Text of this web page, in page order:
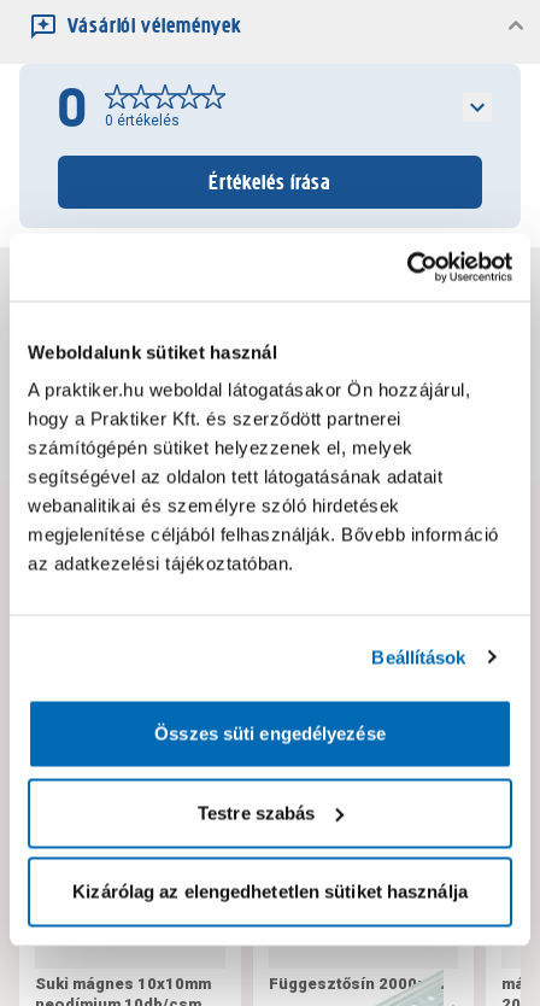
Weboldalunk sütiket használ
A praktiker.hu weboldal látogatásakor Ön hozzájárul,
hogy a Praktiker Kft. és szerződött partnerei
számítógépén sütiket helyezzenek el, melyek
segítségével az oldalon tett látogatásának adatait
webanalitikai és személyre szóló hirdetések
megjelenítése céljából felhasználják. Bővebb információ
az adatkezelési tájékoztatóban.
Beállítások
Összes süti engedélyezése
Testre szabás
Kizárólag az elengedhetetlen sütiket használja
Vásárlói vélemények
0 0 értékelés
Értékelés írása
Csomagolási és súly információk
Dokumentumok, felelős személy
Hibát találtál az oldalon vagy a termék leírásában?
Kérjük jelezd nekünk!
Suki mágnes 10x10mm
Függesztősín 2000mm